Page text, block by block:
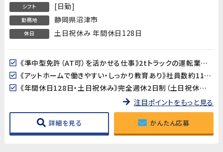
シフト [日勤]
勤務地 静岡県沼津市
休日 土日祝休み 年間休日128日
《準中型免許（AT可）を活かせる仕事》2tトラックの運転業務があるため、準中型免許が必須です。運転スキルを活かしながら、部品の調達・管理・出荷までを担う幅広い業務に携われます。
《アットホームで働きやすい・しっかり教育あり》社員数約110名の落ち着いた規模の製造会社です。業務の引き継ぎ・教育制度がしっかり整っており、製造業未経験の方も安心してスタートできます。
《年間休日128日・土日祝休み》完全週休2日制（土日祝休み）で、GW・夏季・年末年始の大型連休も充実。プライベートとのバランスが取りやすい環境です。
注目ポイントをもっと見る
詳細を見る かんたん応募